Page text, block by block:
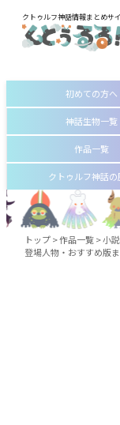
クトゥルフ神話情報まとめサ
初めての方へ
神話生物一覧
作品一覧
クトゥルフ神話の
トップ>作品一覧>小説
登場人物・おすすめ版